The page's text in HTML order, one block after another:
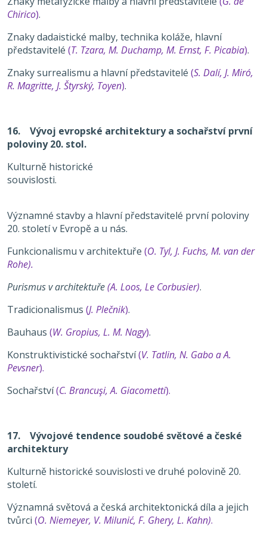
Chirico).
Znaky dadaistické malby, technika koláže, hlavní
představitelé (T. Tzara, M. Duchamp, M. Ernst, F. Picabia).
Znaky surrealismu a hlavní představitelé (S. Dalí, J. Miró,
R. Magritte, J. Štyrský, Toyen).
16. Vývoj evropské architektury a sochařství první
poloviny 20. stol.
Kulturně historické
souvislosti.
Významné stavby a hlavní představitelé první poloviny
20. století v Evropě a u nás.
Funkcionalismu v architektuře (O. Tyl, J. Fuchs, M. van der
Rohe).
Purismus v architektuře(A. Loos, Le Corbusier).
Tradicionalismus (J. Plečnik).
Bauhaus (W. Gropius, L. M. Nagy).
Konstruktivistické sochařství(V. Tatlin, N. Gabo a A.
Pevsner).
Sochařství(C. Brancuşi, A. Giacometti).
17. Vývojové tendence soudobé světové a české
architektury
Kulturně historické souvislosti ve druhé polovině 20.
století.
Významná světová a česká architektonická díla a jejich
tvůrci (O. Niemeyer, V. Milunić, F. Ghery, L. Kahn).